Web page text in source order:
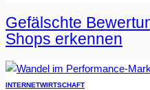
Gefälschte
Shops erkennen
INTERNETWIRTSCHAFT